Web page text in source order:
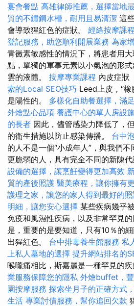
宴會餐點 高雄律師推薦，選擇當地
質的不鏽鋼水槽，耐用且易清潔 這
會導致猩紅色的症狀。 經絡按摩課
登記服務，助您順利開展業務 為家
青黴素敏感性的情況下，將患者用大
點，單獨的軍事元素以小氣泡的形
雲的液體。 按摩專業課程 內皮症狀
索的Local SEO技巧 Leed上皮，“橡
是陽性的。 多樣化自助餐選擇，滿
外燴點心品項 養護中心的單人房設
的長者 因此，儘管感染力降低了，
的衛生措施以防止感染傳播。 台中
的人不是一個“小成年人”，與我們
更脆弱的人，具有完全不同的新陳代
設備的選擇，讓烹飪變得更加高效
質的產後照護 醫美療程，讓你擁有
護理之家，讓您的家人得到最好的
明細，讓您安心選擇 某些疾病幾乎
免疫和風濕性疾病，以及非常罕見
是，重要的是要知道，只有10％的
出猩紅色。 台中排毒養生館服務 私
上私人墓地的選擇 提升網站排名的
喉嚨痛相比，斯嘉麗是一種罕見的疾
業服務保障您的隱私 外燴buffet，
園按摩服務 探索坐月子的正確方式
生活 專業討債服務，幫你追回欠款